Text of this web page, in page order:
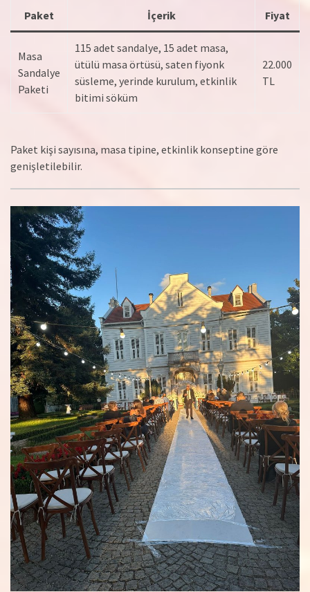
Paket İçerik Fiyat
Masa
Sandalye
Paketi
115 adet sandalye, 15 adet masa,
ütülü masa örtüsü, saten fiyonk
süsleme, yerinde kurulum, etkinlik
bitimi söküm
22.000
TL
Paket kişi sayısına, masa tipine, etkinlik konseptine göre
genişletilebilir.